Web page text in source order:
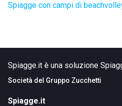
Spiagge con campi di
Spiagge.it è una soluzione
Società del Gruppo Zucchetti
Spiagge.it